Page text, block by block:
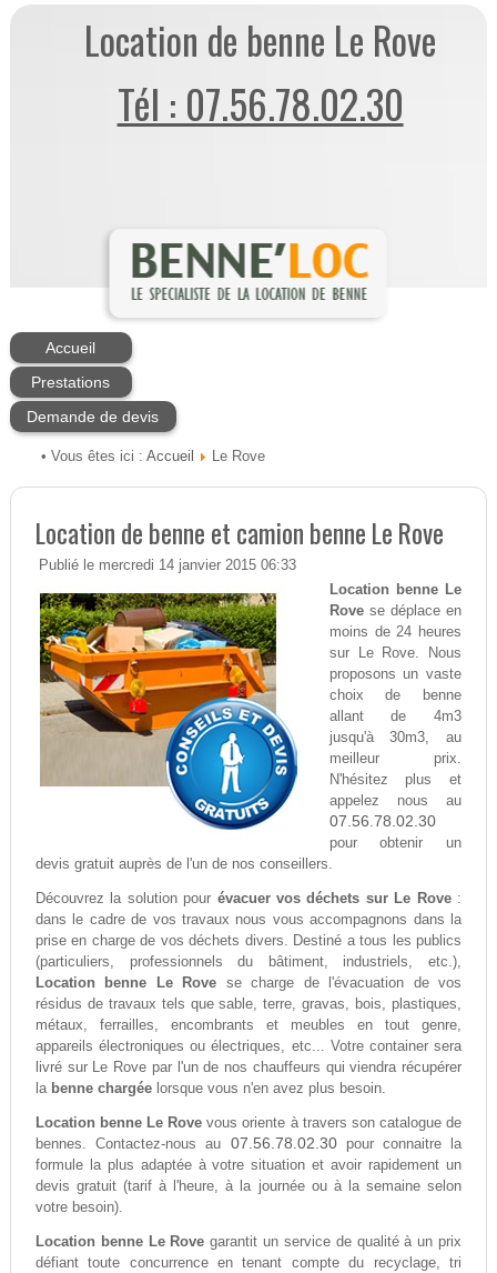
Location de benne Le Rove
Tél : 07.56.78.02.30
Accueil
Prestations
Demande de devis
• Vous êtes ici : Accueil Le Rove
Location de benne et camion benne Le Rove
Publié le mercredi 14 janvier 2015 06:33
Location benne Le
Rovese déplace en
moins de 24 heures
sur Le Rove. Nous
proposons un vaste
choix de benne
allant de 4m3
jusqu'à 30m3, au
meilleur prix.
N'hésitez plus et
appelez nous au
07.56.78.02.30
pour obtenir un
devis gratuit auprès de l'un de nos conseillers.
Découvrez la solution pour évacuer vos déchets sur Le Rove:
dans le cadre de vos travaux nous vous accompagnons dans la
prise en charge de vos déchets divers. Destiné a tous les publics
(particuliers, professionnels du bâtiment, industriels, etc.),
Location benne Le Rove se charge de l'évacuation de vos
résidus de travaux tels que sable, terre, gravas, bois, plastiques,
métaux, ferrailles, encombrants et meubles en tout genre,
appareils électroniques ou électriques, etc... Votre container sera
livré sur Le Rove par l'un de nos chauffeurs qui viendra récupérer
la benne chargéelorsque vous n'en avez plus besoin.
Location benne Le Rove vous oriente à travers son catalogue de
bennes. Contactez-nous au 07.56.78.02.30pour connaitre la
formule la plus adaptée à votre situation et avoir rapidement un
devis gratuit (tarif à l'heure, à la journée ou à la semaine selon
votre besoin).
Location benne Le Rove garantit un service de qualité à un prix
défiant toute concurrence en tenant compte du recyclage, tri